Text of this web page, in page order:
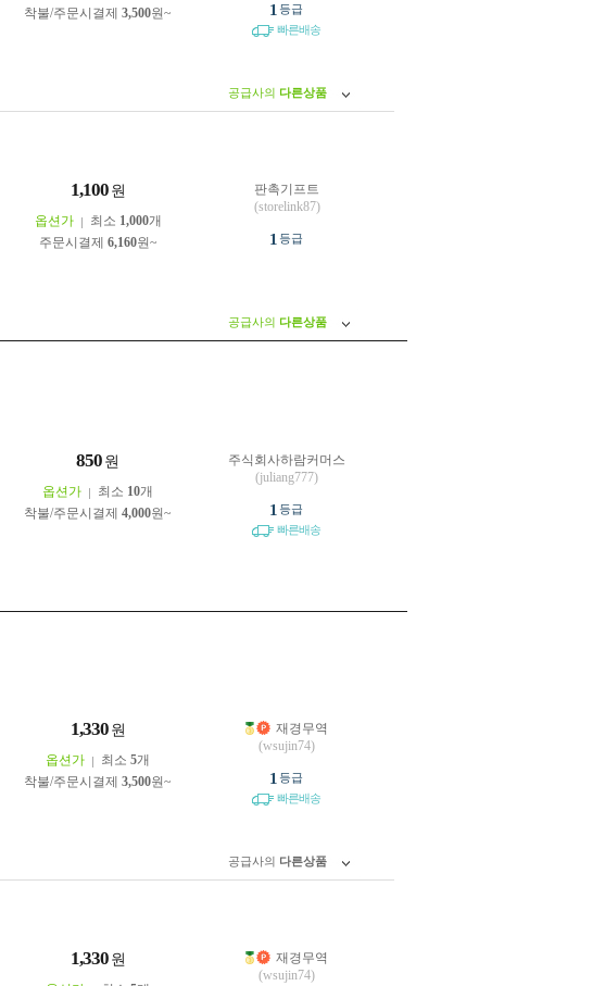
착불/주문시결제 3,500원~ 1 등급
빠른배송
공급사의 다른상품
1,100 원
옵션가 최소 1,000개
주문시결제 6,160원~
판촉기프트
(storelink87)
1 등급
공급사의 다른상품
850 원
옵션가 최소 10개
착불/주문시결제 4,000원~
주식회사하람커머스
(juliang777)
1 등급
빠른배송
1,330 원
옵션가 최소 5개
착불/주문시결제 3,500원~
재경무역
(wsujin74)
1 등급
빠른배송
공급사의 다른상품
1,330 원
재경무역
(wsujin74)